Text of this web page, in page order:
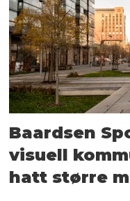
Baardsen
visuell
hatt større